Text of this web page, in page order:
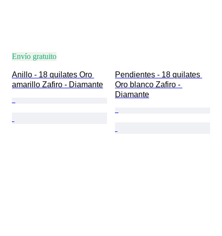
Envío gratuito
Anillo - 18 quilates Oro
amarillo Zafiro - Diamante
Pendientes - 18 quilates
Oro blanco Zafiro -
Diamante